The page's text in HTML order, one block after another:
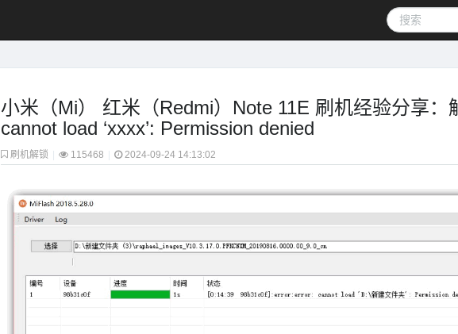
小米（Mi） 红米（Redmi）Note 11E 刷机经验分享：
cannot load ‘xxxx’: Permission denied
刷机解锁 115468 2024-09-24 14:13:02